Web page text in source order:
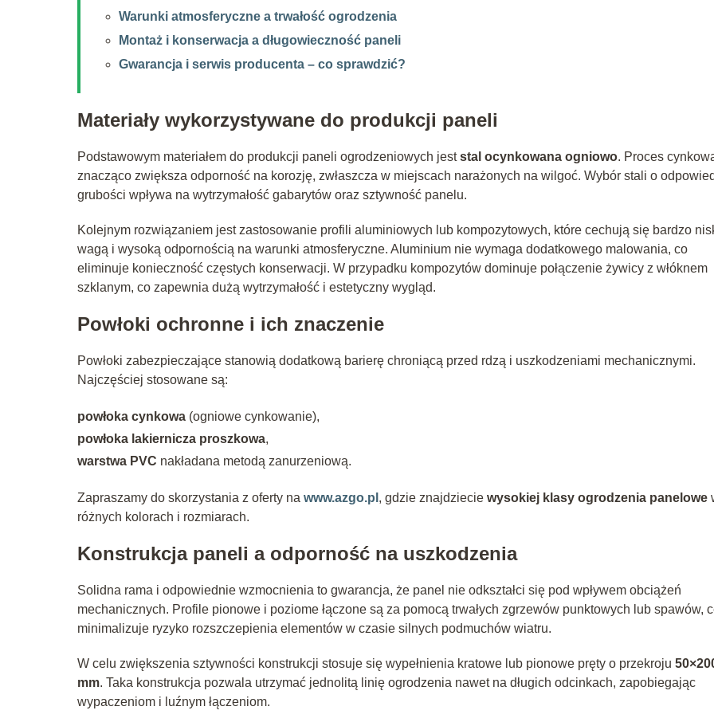
Warunki atmosferyczne a trwałość ogrodzenia
Montaż i konserwacja a długowieczność paneli
Gwarancja i serwis producenta – co sprawdzić?
Materiały wykorzystywane do produkcji paneli
Podstawowym materiałem do produkcji paneli ogrodzeniowych jeststal ocynkowana ogniowo. Proces
znacząco zwiększa odporność na korozję, zwłaszcza w miejscach narażonych na wilgoć. Wybór stali o
grubości wpływa na wytrzymałość gabarytów oraz sztywność panelu.
Kolejnym rozwiązaniem jest zastosowanie profili aluminiowych lub kompozytowych, które cechują się bardzo
wagą i wysoką odpornością na warunki atmosferyczne. Aluminium nie wymaga dodatkowego malowania, co
eliminuje konieczność częstych konserwacji. W przypadku kompozytów dominuje połączenie żywicy z włóknem
szklanym, co zapewnia dużą wytrzymałość i estetyczny wygląd.
Powłoki ochronne i ich znaczenie
Powłoki zabezpieczające stanowią dodatkową barierę chroniącą przed rdzą i uszkodzeniami mechanicznymi.
Najczęściej stosowane są:
powłoka cynkowa (ogniowe cynkowanie),
powłoka lakiernicza proszkowa,
warstwa PVC nakładana metodą zanurzeniową.
Zapraszamy do skorzystania z oferty na www.azgo.pl , gdzie znajdziecie wysokiej klasy ogrodzenia panelowe
różnych kolorach i rozmiarach.
Konstrukcja paneli a odporność na uszkodzenia
Solidna rama i odpowiednie wzmocnienia to gwarancja, że panel nie odkształci się pod wpływem obciążeń
mechanicznych. Profile pionowe i poziome łączone są za pomocą trwałych zgrzewów punktowych lub spawów,
minimalizuje ryzyko rozszczepienia elementów w czasie silnych podmuchów wiatru.
W celu zwiększenia sztywności konstrukcji stosuje się wypełnienia kratowe lub pionowe pręty o przekroju
mm. Taka konstrukcja pozwala utrzymać jednolitą linię ogrodzenia nawet na długich odcinkach, zapobiegając
wypaczeniom i luźnym łączeniom.